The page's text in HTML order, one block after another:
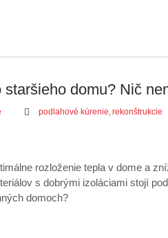
domu? Nič
podlahové kúrenie rekonštrukcie
rozloženie tepla v dome a
s dobrými izoláciami stojí
domoch?